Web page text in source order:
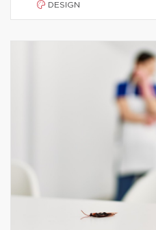
DESIGN